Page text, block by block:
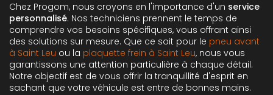
Chez Progom, nous croyons en l'importance d'un service
personnalisé. Nos techniciens prennent le temps de
comprendre vos besoins spécifiques, vous offrant ainsi
des solutions sur mesure. Que ce soit pour le pneu avant
à Saint Leu ou la plaquette frein à Saint Leu, nous vous
garantissons une attention particulière à chaque détail.
Notre objectif est de vous offrir la tranquillité d'esprit en
sachant que votre véhicule est entre de bonnes mains.